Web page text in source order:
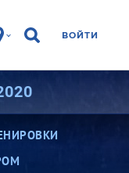
ВОЙТИ